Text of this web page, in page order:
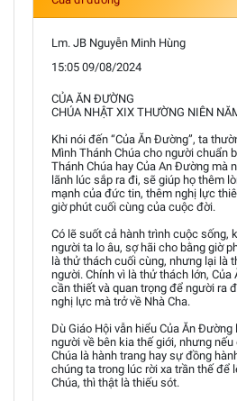
Lm. JB Nguyễn Minh Hùng
15:05 09/08/2024
CỦA ĂN ĐƯỜNG
CHÚA NHẬT XIX THƯỜNG NIÊN
Khi nói đến “Của Ăn Đường”, ta
Mình Thánh Chúa cho người chuẩn
Thánh Chúa hay Của An Đường mà
lãnh lúc sắp ra đi, sẽ giúp họ thêm
mạnh của đức tin, thêm nghị lực
giờ phút cuối cùng của cuộc đời.
Có lẽ suốt cả hành trình cuộc sống,
người ta lo âu, sợ hãi cho bằng giờ
là thử thách cuối cùng, nhưng lại là
người. Chính vì là thử thách lớn,
cần thiết và quan trọng để người ra
nghị lực mà trở về Nhà Cha.
Dù Giáo Hội vẫn hiểu Của Ăn
người về bên kia thế giới, nhưng
Chúa là hành trang hay sự đồng
chúng ta trong lúc rời xa trần thế để
Chúa, thì thật là thiếu sót.